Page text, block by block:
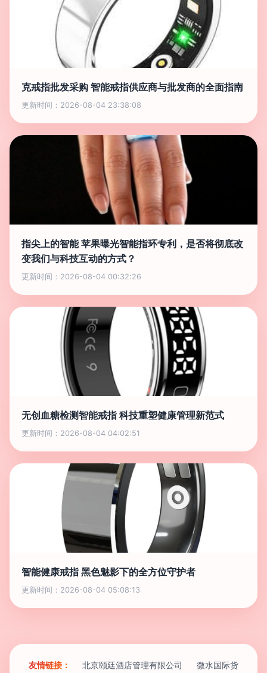
克戒指批发采购 智能戒指供应商与批发商的全面指南
更新时间：2026-08-04 23:38:08
指尖上的智能 苹果曝光智能指环专利，是否将彻底改
变我们与科技互动的方式？
更新时间：2026-08-04 00:32:26
无创血糖检测智能戒指 科技重塑健康管理新范式
更新时间：2026-08-04 04:02:51
智能健康戒指 黑色魅影下的全方位守护者
更新时间：2026-08-04 05:08:13
友情链接： 北京颐廷酒店管理有限公司
微水国际货